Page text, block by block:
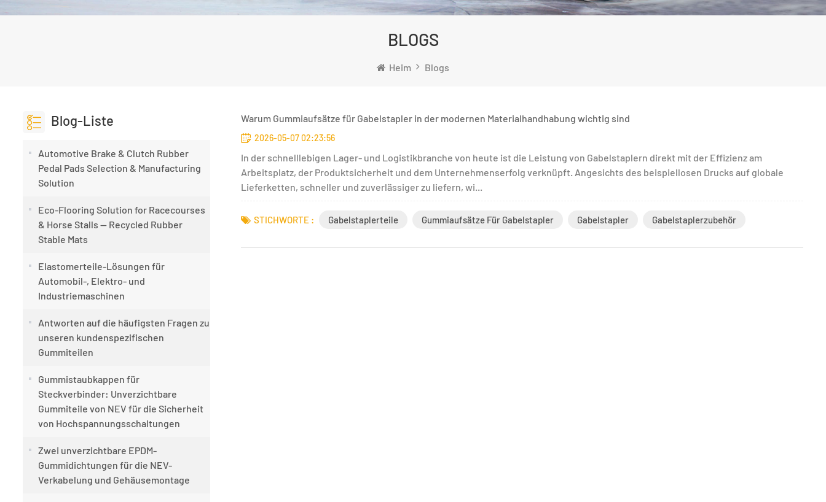
BLOGS
Heim Blogs
Blog-Liste
Automotive Brake & Clutch Rubber
Pedal Pads Selection & Manufacturing
Solution
Eco-Flooring Solution for Racecourses
& Horse Stalls — Recycled Rubber
Stable Mats
Elastomerteile-Lösungen für
Automobil-, Elektro- und
Industriemaschinen
Antworten auf die häufigsten Fragen zu
unseren kundenspezifischen
Gummiteilen
Gummistaubkappen für
Steckverbinder: Unverzichtbare
Gummiteile von NEV für die Sicherheit
von Hochspannungsschaltungen
Zwei unverzichtbare EPDM-
Gummidichtungen für die NEV-
Verkabelung und Gehäusemontage
Warum Gummiaufsätze für Gabelstapler in der modernen Materialhandhabung wichtig sind
2026-05-07 02:23:56
In der schnelllebigen Lager- und Logistikbranche von heute ist die Leistung von Gabelstaplern direkt mit der Effizienz am
Arbeitsplatz, der Produktsicherheit und dem Unternehmenserfolg verknüpft. Angesichts des beispiellosen Drucks auf globale
Lieferketten, schneller und zuverlässiger zu liefern, wi...
STICHWORTE : Gabelstaplerteile Gummiaufsätze Für Gabelstapler Gabelstapler Gabelstaplerzubehör